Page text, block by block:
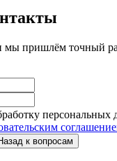
мы пришлём точный
персональных
к вопросам